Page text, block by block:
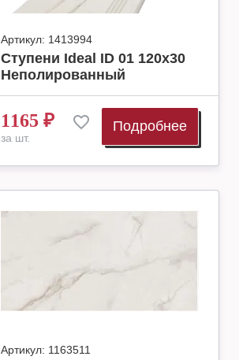
Артикул: 1413994
Ступени Ideal ID 01 120x30
Неполированный
1165 ₽
за шт.
Подробнее
Артикул: 1163511